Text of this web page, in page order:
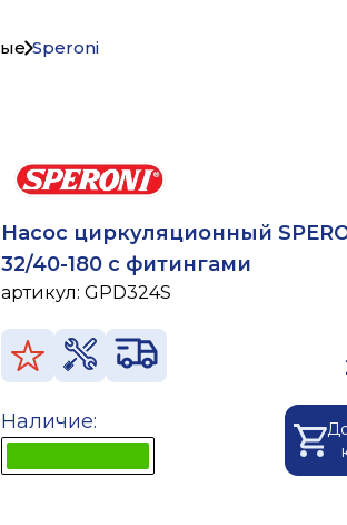
Speroni
Насос циркуляционный
32/40-180 с фитингами
артикул: GPD324S
Наличие: